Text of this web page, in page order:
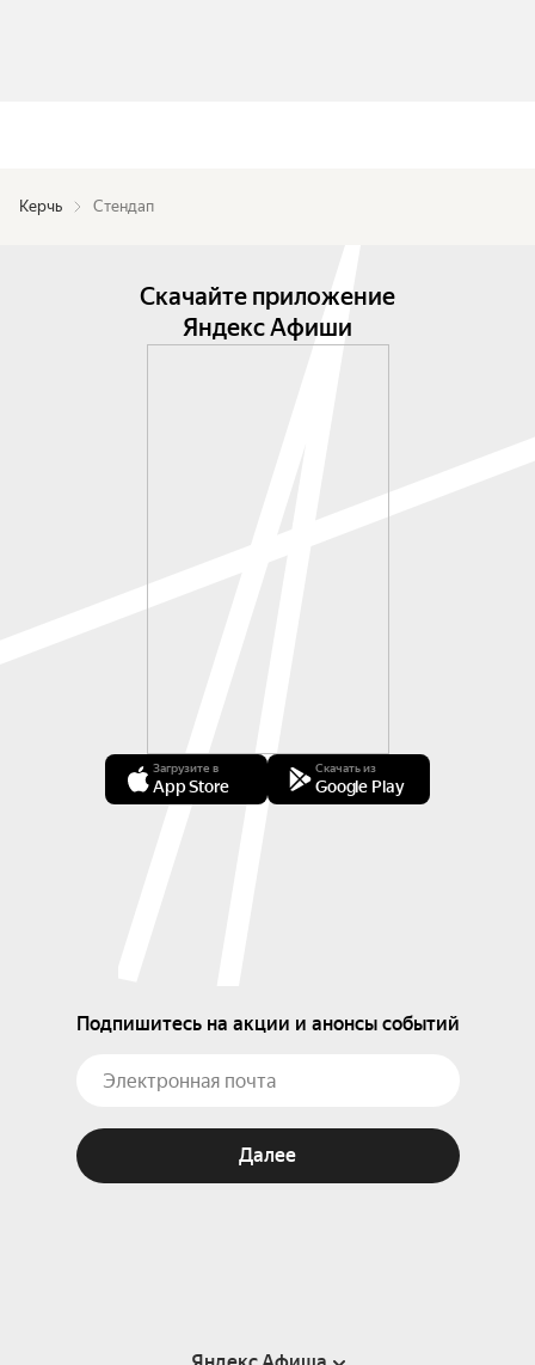
Керчь Стендап
Скачайте приложение
Яндекс Афиши
Загрузите в
App Store
Скачать из
Google Play
Подпишитесь на акции и анонсы событий
Далее